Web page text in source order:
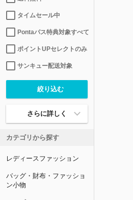
タイムセール中
Pontaパス特典対象すべて
ポイントUPセレクトのみ
サンキュー配送対象
さらに詳しく
カテゴリから探す
レディースファッション
バッグ・財布・ファッショ
ン小物